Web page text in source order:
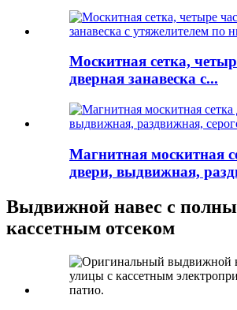
Москитная сетка,
дверная занавеска с...
Магнитная москитная
двери, выдвижная,
Выдвижной навес с
кассетным отсеком